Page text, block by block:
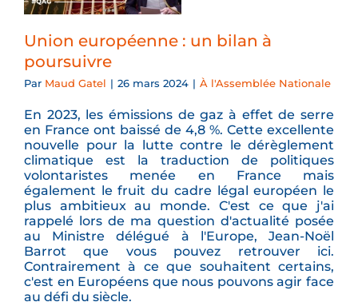
Union européenne : un bilan à
poursuivre
Par Maud Gatel | 26 mars 2024 | À l'Assemblée Nationale
En 2023, les émissions de gaz à effet de serre
en France ont baissé de 4,8 %. Cette excellente
nouvelle pour la lutte contre le dérèglement
climatique est la traduction de politiques
volontaristes menée en France mais
également le fruit du cadre légal européen le
plus ambitieux au monde. C'est ce que j'ai
rappelé lors de ma question d'actualité posée
au Ministre délégué à l'Europe, Jean-Noël
Barrot que vous pouvez retrouver ici.
Contrairement à ce que souhaitent certains,
c'est en Européens que nous pouvons agir face
au défi du siècle.